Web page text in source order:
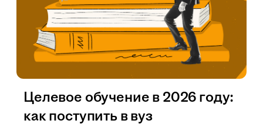
Целевое обучение в 2026 году:
как поступить в вуз